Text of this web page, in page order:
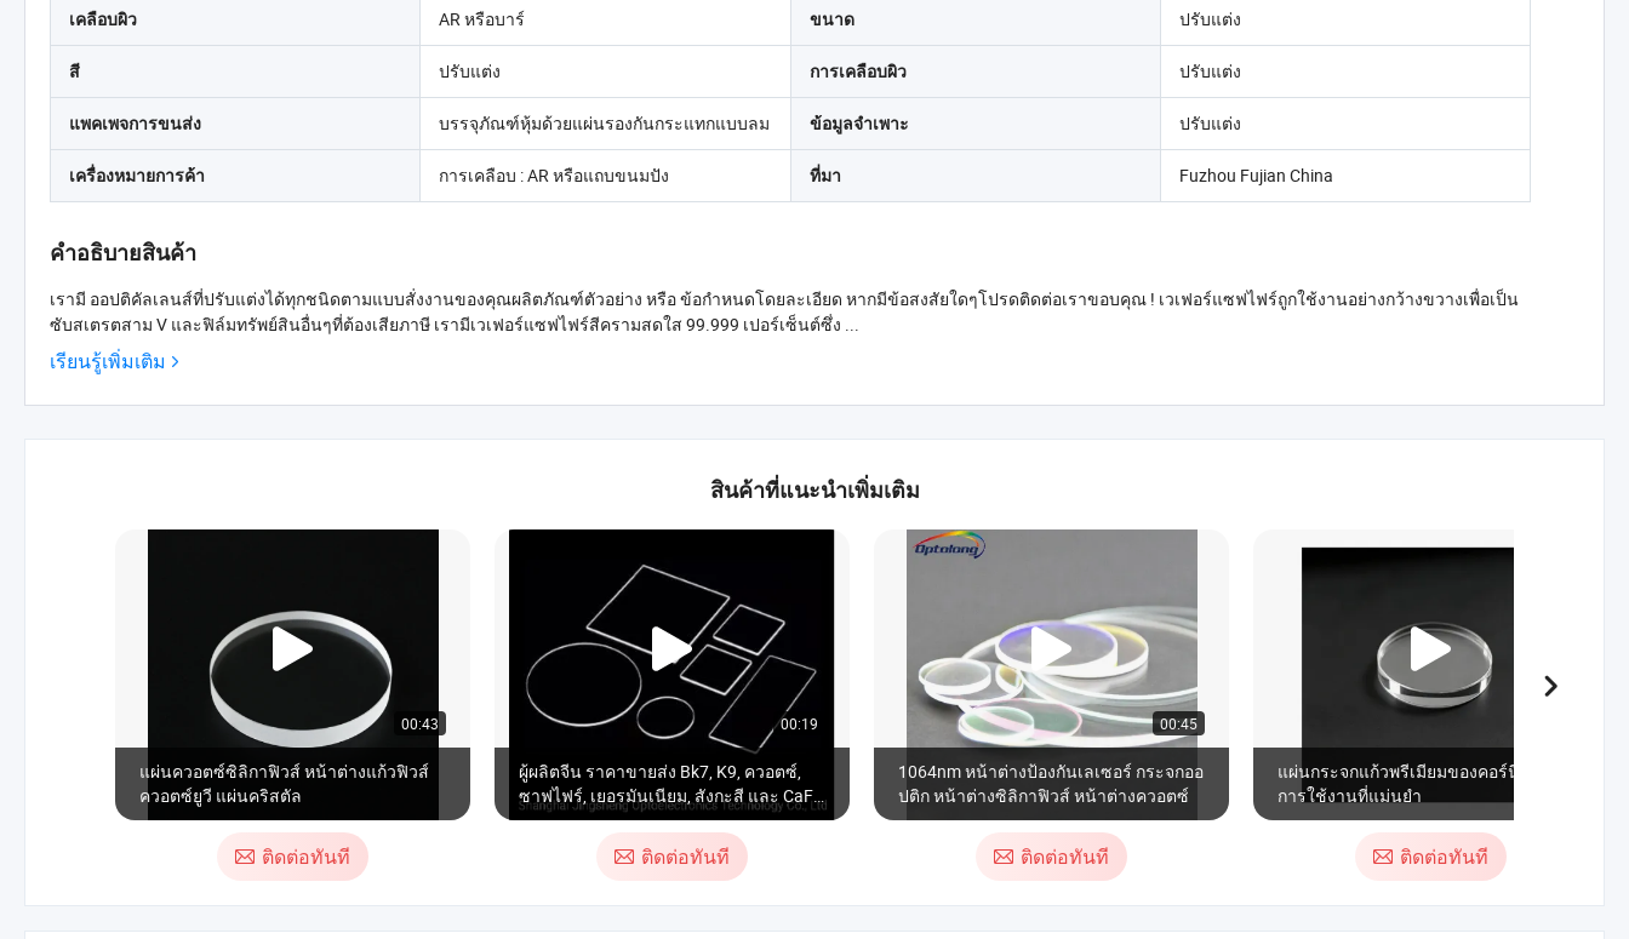
เคลือบผิว AR หรือบาร์ ขนาด ปรับแต่ง
สี ปรับแต่ง การเคลือบผิว ปรับแต่ง
แพคเพจการขนส่ง บรรจุภัณฑ์หุ้มด้วยแผ่นรองกันกระแทกแบบลม ข้อมูลจำเพาะ ปรับแต่ง
เครื่องหมายการค้า การเคลือบ : AR หรือแถบขนมปัง ที่มา Fuzhou Fujian China
คำอธิบายสินค้า
เรามี ออปติคัลเลนส์ที่ปรับแต่งได้ทุกชนิดตามแบบสั่งงานของคุณผลิตภัณฑ์ตัวอย่าง หรือ ข้อกำหนดโดยละเอียด หากมีข้อสงสัยใดๆโปรดติดต่อเราขอบคุณ ! เวเฟอร์แซฟไฟร์ถูกใช้งานอย่างกว้างขวางเพื่อเป็น
ซับสเตรตสาม V และฟิล์มทรัพย์สินอื่นๆที่ต้องเสียภาษี เรามีเวเฟอร์แซฟไฟร์สีครามสดใส 99.999 เปอร์เซ็นต์ซึ่ง ...
เรียนรู้เพิ่มเติม
สินค้าที่แนะนำเพิ่มเติม
00:43
แผ่นควอตซ์ซิลิกาฟิวส์ หน้าต่างแก้วฟิวส์
ควอตซ์ยูวี แผ่นคริสตัล
ติดต่อทันที
00:19
ผู้ผลิตจีน ราคาขายส่ง Bk7, K9, ควอตซ์,
ซาฟไฟร์, เยอรมันเนียม, สังกะสี และ CaF2
กระจกหน้าต่างอินฟราเรด
ติดต่อทันที
00:45
1064nm หน้าต่างป้องกันเลเซอร์ กระจกออ
ปติก หน้าต่างซิลิกาฟิวส์ หน้าต่างควอตซ์
ติดต่อทันที
แผ่นกระจกแก้วพรีเมียมของคอร์นิงสำหรับ
การใช้งานที่แม่นยำ
ติดต่อทันที